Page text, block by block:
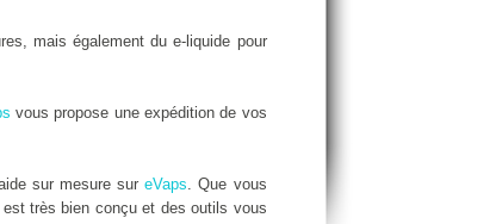
mais également du e-liquide pour
vous propose une expédition de vos
sur mesure sureVaps. Que vous
très bien conçu et des outils vous